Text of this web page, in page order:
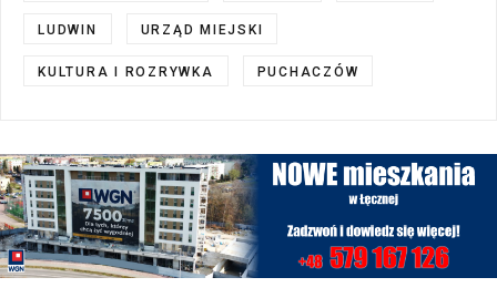
LUDWIN URZĄD MIEJSKI
KULTURA I ROZRYWKA PUCHACZÓW